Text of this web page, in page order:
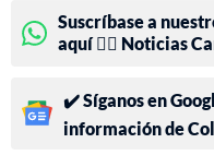
Suscríbase a
aquí 👉🏻 Noticias
✔️ Síganos en
información de